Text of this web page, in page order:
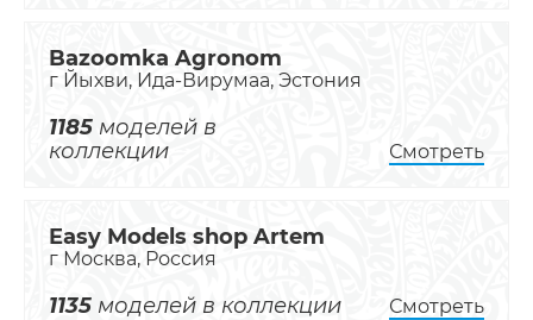
Bazoomka Agronom
г Йыхви, Ида-Вирумаа, Эстония
1185 моделей в
коллекции
Смотреть
Easy Models shop Artem
г Москва, Россия
1135 моделей в коллекции Смотреть